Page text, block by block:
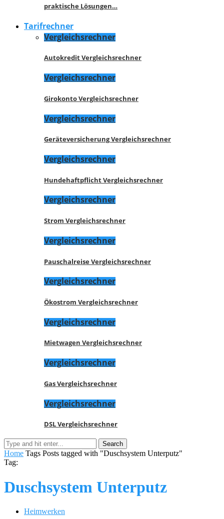
praktische Lösungen…
Tarifrechner
Vergleichsrechner
Autokredit Vergleichsrechner
Vergleichsrechner
Girokonto Vergleichsrechner
Vergleichsrechner
Geräteversicherung Vergleichsrechner
Vergleichsrechner
Hundehaftpflicht Vergleichsrechner
Vergleichsrechner
Strom Vergleichsrechner
Vergleichsrechner
Pauschalreise Vergleichsrechner
Vergleichsrechner
Ökostrom Vergleichsrechner
Vergleichsrechner
Mietwagen Vergleichsrechner
Vergleichsrechner
Gas Vergleichsrechner
Vergleichsrechner
DSL Vergleichsrechner
Home Tags Posts tagged with "Duschsystem Unterputz"
Tag:
Duschsystem Unterputz
Heimwerken